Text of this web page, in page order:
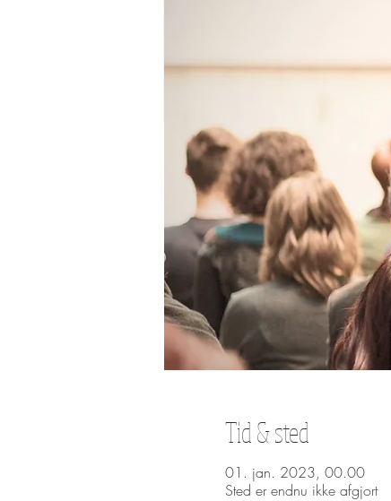
Tid & sted
01. jan. 2023, 00.00
Sted er endnu ikke afgjort